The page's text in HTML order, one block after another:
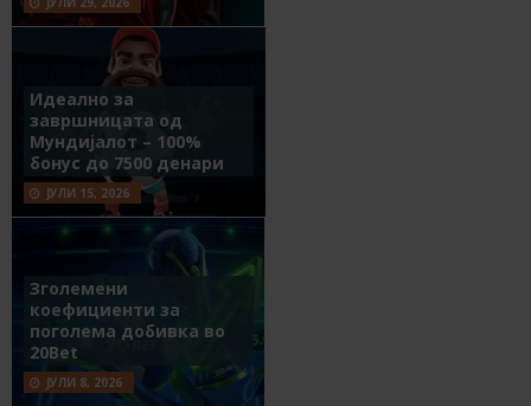
Идеално за
завршницата од
Мундијалот – 100%
бонус до 7500 денари
ЈУЛИ 15, 2026
Зголемени
коефициенти за
поголема добивка во
20Bet
ЈУЛИ 8, 2026